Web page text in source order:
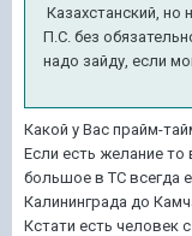
Казахстанский, но
П.С. без
надо зайду, если
Какой у Вас прайм-
Если есть желание
большое в ТС всегда
Калининграда до
Кстати есть человек